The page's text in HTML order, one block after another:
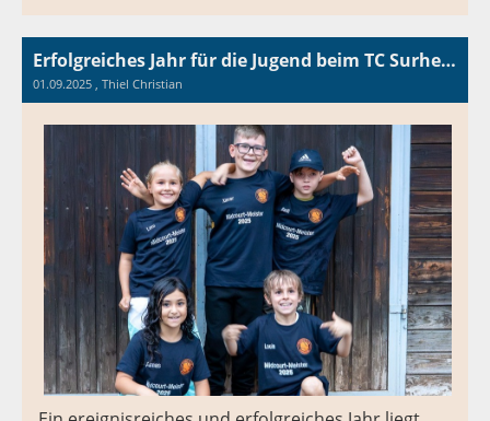
Erfolgreiches Jahr für die Jugend beim TC Surheim
01.09.2025 , Thiel Christian